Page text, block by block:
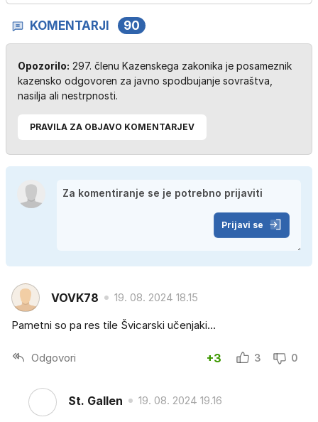
KOMENTARJI 90
Opozorilo: 297. členu Kazenskega zakonika je posameznik
kazensko odgovoren za javno spodbujanje sovraštva,
nasilja ali nestrpnosti.
PRAVILA ZA OBJAVO KOMENTARJEV
Prijavi se
VOVK78 19. 08. 2024 18.15
Pametni so pa res tile Švicarski učenjaki…
Odgovori +3 3 0
St. Gallen 19. 08. 2024 19.16